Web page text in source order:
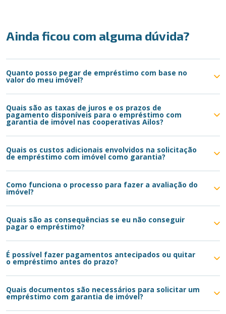
Ainda ficou com alguma dúvida?
Quanto posso pegar de empréstimo com base no
valor do meu imóvel?
Quais são as taxas de juros e os prazos de
pagamento disponíveis para o empréstimo com
garantia de imóvel nas cooperativas Ailos?
Quais os custos adicionais envolvidos na solicitação
de empréstimo com imóvel como garantia?
Como funciona o processo para fazer a avaliação do
imóvel?
Quais são as consequências se eu não conseguir
pagar o empréstimo?
É possível fazer pagamentos antecipados ou quitar
o empréstimo antes do prazo?
Quais documentos são necessários para solicitar um
empréstimo com garantia de imóvel?